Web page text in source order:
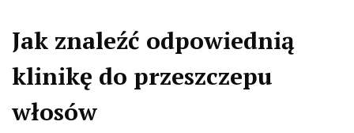
Jak znaleźć odpowiednią
klinikę do przeszczepu
włosów